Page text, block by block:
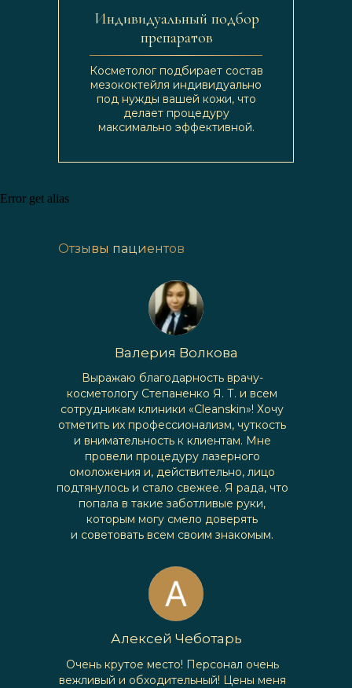
Индивидуальный подбор
препаратов
Косметолог подбирает состав
мезококтейля индивидуально
под нужды вашей кожи, что
делает процедуру
максимально эффективной.
Error get alias
Отзывы пациентов
Валерия Волкова
Выражаю благодарность врачу-
косметологу Степаненко Я. Т. и всем
сотрудникам клиники «Cleanskin»! Хочу
отметить их профессионализм, чуткость
и внимательность к клиентам. Мне
провели процедуру лазерного
омоложения и, действительно, лицо
подтянулось и стало свежее. Я рада, что
попала в такие заботливые руки,
которым могу смело доверять
и советовать всем своим знакомым.
Алексей Чеботарь
Очень крутое место! Персонал очень
вежливый и обходительный! Цены меня